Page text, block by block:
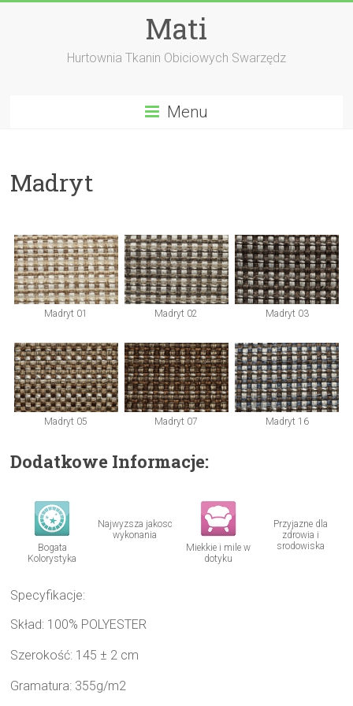
Mati
Hurtownia Tkanin Obiciowych Swarzędz
Menu
Madryt
Madryt 01 Madryt 02 Madryt 03
Madryt 05 Madryt 07 Madryt 16
Dodatkowe Informacje:
Bogata
Kolorystyka
Najwyzsza jakosc
wykonania
Miekkie i mile w
dotyku
Przyjazne dla
zdrowia i
srodowiska
Specyfikacje:
Skład: 100% POLYESTER
Szerokość: 145 ± 2 cm
Gramatura: 355g/m2